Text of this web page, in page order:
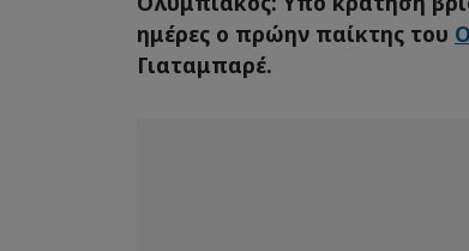
ημέρες ο πρώην παίκτης του
Γιαταμπαρέ.